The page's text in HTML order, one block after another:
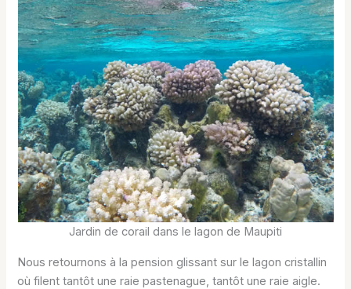
Jardin de corail dans le lagon de Maupiti
Nous retournons à la pension glissant sur le lagon cristallin
où filent tantôt une raie pastenague, tantôt une raie aigle.